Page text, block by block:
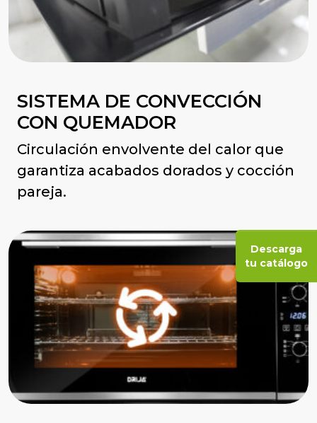
Descarga
tu catálogo
SISTEMA DE CONVECCIÓN
CON QUEMADOR
Circulación envolvente del calor que
garantiza acabados dorados y cocción
pareja.